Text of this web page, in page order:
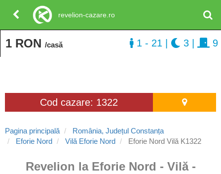
Cod cazare: 1322
Pagina principală
România, Județul Constanța
Eforie Nord
Vilă Eforie Nord Eforie Nord Vilă K1322
Revelion la Eforie Nord - Vilă -
1 RON /casă 1 - 21 3 9
revelion-cazare.ro